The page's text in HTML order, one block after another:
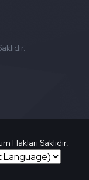
Hakları Saklıdır.